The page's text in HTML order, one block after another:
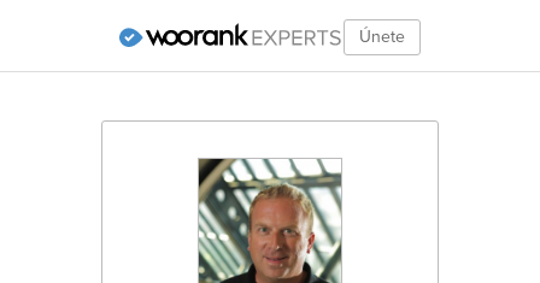
Únete